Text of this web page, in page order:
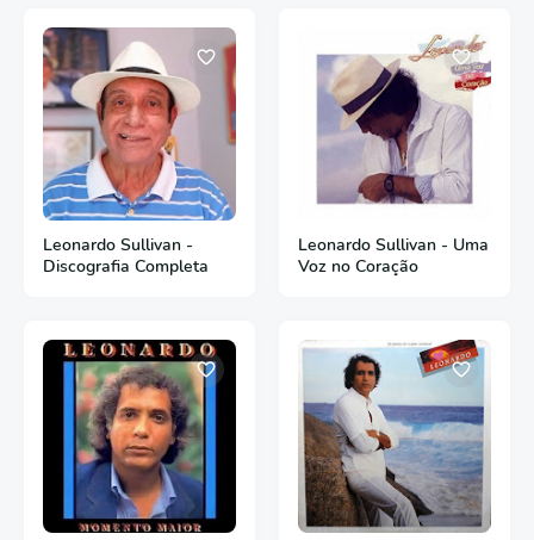
Leonardo Sullivan -
Discografia Completa
Leonardo Sullivan - Uma
Voz no Coração